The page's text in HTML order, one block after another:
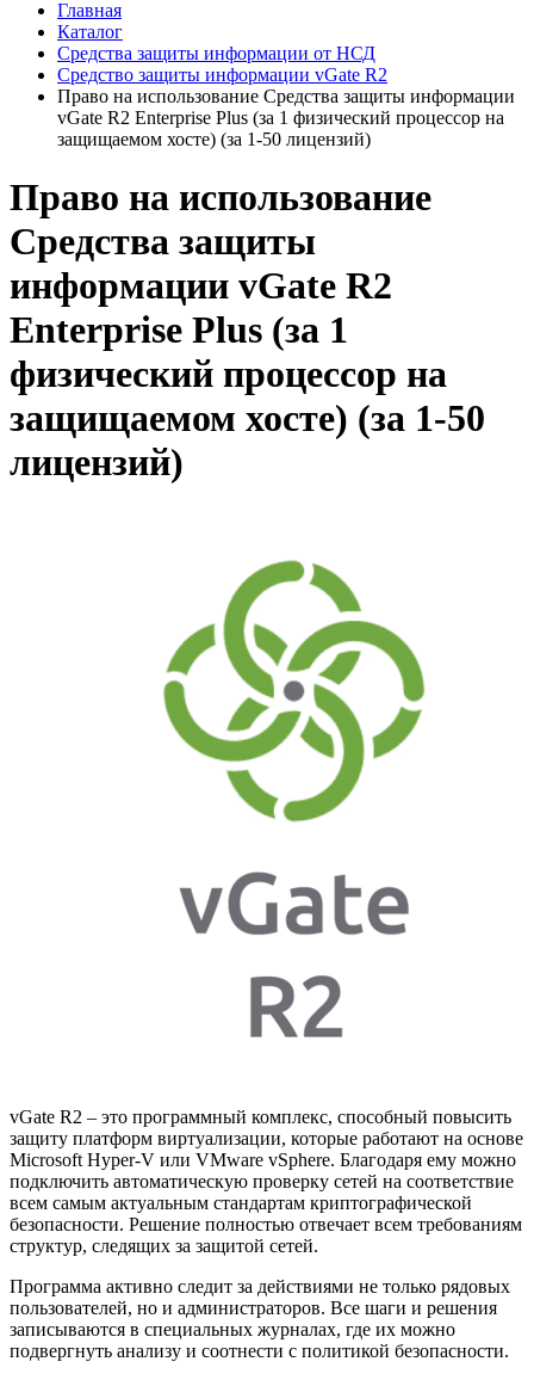
Главная
Каталог
Средства защиты информации от НСД
Средство защиты информации vGate R2
Право на использование Средства защиты информации
vGate R2 Enterprise Plus (за 1 физический процессор на
защищаемом хосте) (за 1-50 лицензий)
Право на использование
Средства защиты
информации vGate R2
Enterprise Plus (за 1
физический процессор на
защищаемом хосте) (за 1-50
лицензий)
vGate R2 – это программный комплекс, способный повысить
защиту платформ виртуализации, которые работают на основе
Microsoft Hyper-V или VMware vSphere. Благодаря ему можно
подключить автоматическую проверку сетей на соответствие
всем самым актуальным стандартам криптографической
безопасности. Решение полностью отвечает всем требованиям
структур, следящих за защитой сетей.
Программа активно следит за действиями не только рядовых
пользователей, но и администраторов. Все шаги и решения
записываются в специальных журналах, где их можно
подвергнуть анализу и соотнести с политикой безопасности.